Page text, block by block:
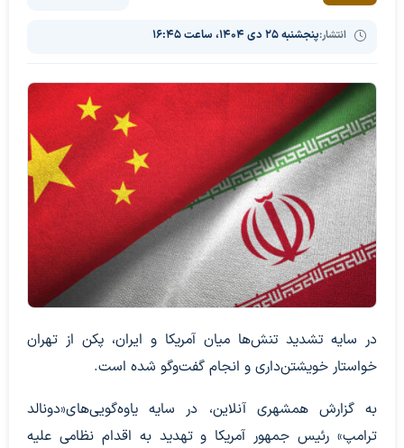
انتشار:پنجشنبه ۲۵ دی ۱۴۰۴، ساعت ۱۶:۴۵
در سایه تشدید تنش‌ها میان آمریکا و ایران، پکن از تهران
خواستار خویشتن‌داری و انجام گفت‌وگو شده است.
به گزارش همشهری آنلاین، در سایه یاوه‌گویی‌های«دونالد
ترامپ» رئیس جمهور آمریکا و تهدید به اقدام نظامی علیه